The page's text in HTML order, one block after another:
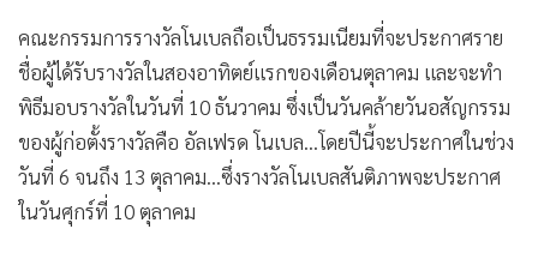
• Cyber BIZ
• ผู้จัดกวน
• Good health & Well-being
• Green Innovation & SD
• Management & HR
• MGR Live